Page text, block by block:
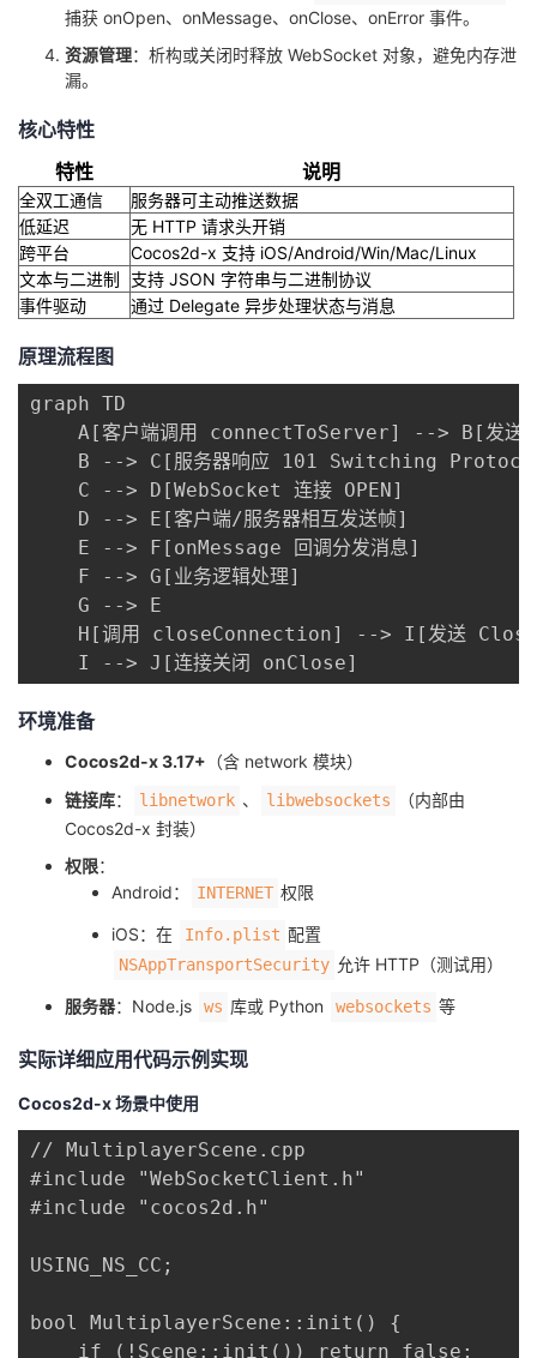
捕获 onOpen、onMessage、onClose、onError 事件。
资源管理：析构或关闭时释放 WebSocket 对象，避免内存泄
漏。
核心特性
特性
说明
全双工通信
服务器可主动推送数据
低延迟
无 HTTP 请求头开销
跨平台
Cocos2d-x 支持 iOS/Android/Win/Mac/Linux
文本与二进制
支持 JSON 字符串与二进制协议
事件驱动
通过 Delegate 异步处理状态与消息
原理流程图
graph TD
A[客户端调用 connectToServer] --> B[发送
B --> C[服务器响应 101 Switching
    C --> D[WebSocket 连接 OPEN]
    D --> E[客户端/服务器相互发送帧]
    E --> F[onMessage 回调分发消息]
    F --> G[业务逻辑处理]
    G --> E
H[调用 closeConnection] --> I[发送
    I --> J[连接关闭 onClose]
环境准备
Cocos2d-x 3.17+ （含 network 模块）
链接库： libnetwork 、 libwebsockets
（内部由
Cocos2d-x 封装）
权限：
Android：
INTERNET 权限
iOS：在 Info.plist 配置
NSAppTransportSecurity 允许 HTTP（测试用）
服务器：Node.js ws 库或 Python websockets 等
实际详细应用代码示例实现
Cocos2d-x 场景中使用
// MultiplayerScene.cpp
#include "WebSocketClient.h"
#include "cocos2d.h"
USING_NS_CC;
bool MultiplayerScene::init() {
    if (!Scene::init()) return false;